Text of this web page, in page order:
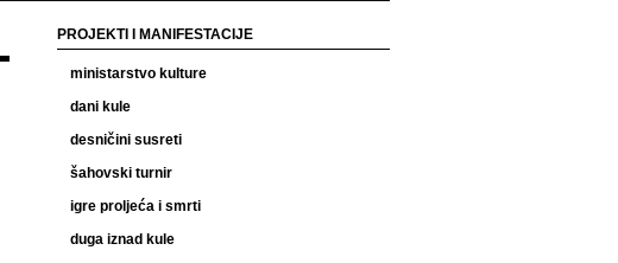
PROJEKTI I MANIFESTACIJE
ministarstvo kulture
dani kule
desničini susreti
šahovski turnir
igre proljeća i smrti
duga iznad kule